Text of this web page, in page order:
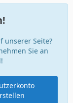
unserer Seite?
Sie an